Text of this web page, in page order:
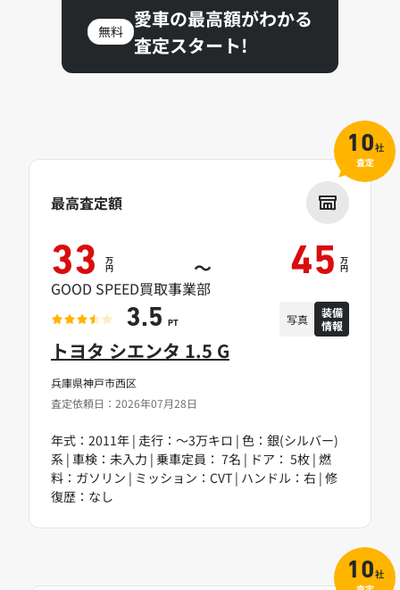
無料
愛車の最高額がわかる
査定スタート!
兵庫県神戸市西区
査定依頼日：2026年07月28日
トヨタ シエンタ 1.5 G
年式：2011年 | 走行：～3万キロ | 色：銀(シルバー)
系 | 車検：未入力 | 乗車定員： 7名 | ドア： 5枚 | 燃
料：ガソリン | ミッション：CVT | ハンドル：右 | 修
復歴：なし
最高査定額
33 万
円 ～ 45 万
円
GOOD SPEED買取事業部
3.5 PT 写真
装備
情報
10社
査定
10社